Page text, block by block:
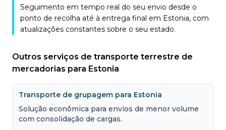
Seguimento em tempo real do seu envio desde o
ponto de recolha até à entrega final em Estonia, com
atualizações constantes sobre o seu estado.
Outros serviços de transporte terrestre de
mercadorias para Estonia
Transporte de grupagem para Estonia
Solução econômica para envios de menor volume
com consolidação de cargas.